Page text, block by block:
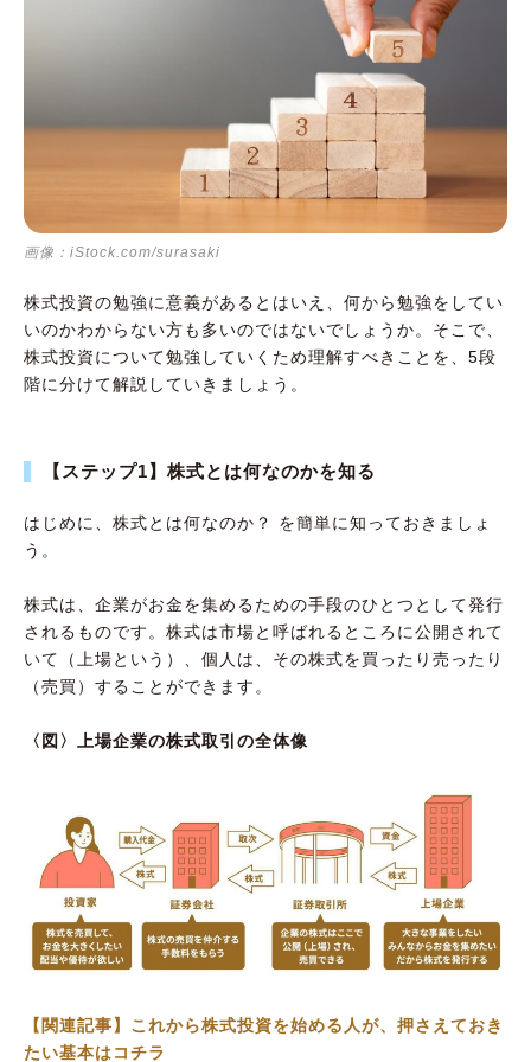
画像：iStock.com/surasaki
株式投資の勉強に意義があるとはいえ、何から勉強をしてい
いのかわからない方も多いのではないでしょうか。そこで、
株式投資について勉強していくため理解すべきことを、5段
階に分けて解説していきましょう。
【ステップ1】株式とは何なのかを知る
はじめに、株式とは何なのか？ を簡単に知っておきましょ
う。
株式は、企業がお金を集めるための手段のひとつとして発行
されるものです。株式は市場と呼ばれるところに公開されて
いて（上場という）、個人は、その株式を買ったり売ったり
（売買）することができます。
〈図〉上場企業の株式取引の全体像
【関連記事】これから株式投資を始める人が、押さえておき
たい基本はコチラ